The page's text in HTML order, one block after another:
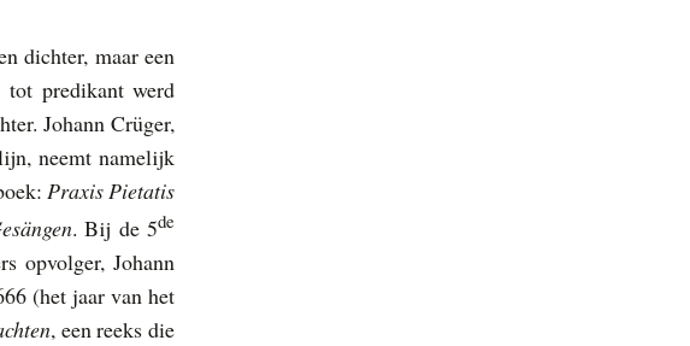
dichter, maar een
predikant werd
Johann Crüger,
neemt namelijk
Praxis Pietatis
. Bij de 5de
opvolger, Johann
(het jaar van het
, een reeks die